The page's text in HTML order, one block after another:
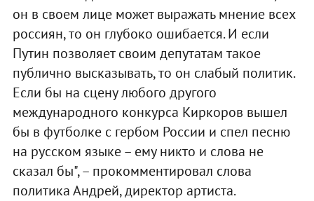
он в своем лице может выражать мнение всех
россиян, то он глубоко ошибается. И если
Путин позволяет своим депутатам такое
публично высказывать, то он слабый политик.
Если бы на сцену любого другого
международного конкурса Киркоров вышел
бы в футболке с гербом России и спел песню
на русском языке – ему никто и слова не
сказал бы", – прокомментировал слова
политика Андрей, директор артиста.